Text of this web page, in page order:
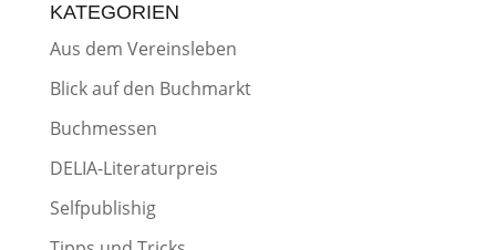
KATEGORIEN
Aus dem Vereinsleben
Blick auf den Buchmarkt
Buchmessen
DELIA-Literaturpreis
Selfpublishig